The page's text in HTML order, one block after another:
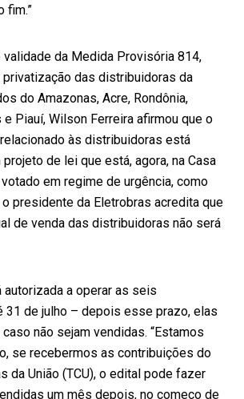
fim.”
validade da Medida Provisória 814,
privatização das distribuidoras da
do Amazonas, Acre, Rondônia,
e Piauí, Wilson Ferreira afirmou que o
às distribuidoras está
de lei que está, agora, na Casa
em regime de urgência, como
presidente da Eletrobras acredita que
de venda das distribuidoras não será
a operar as seis
31 de julho – depois esse prazo, elas
não sejam vendidas. “Estamos
se recebermos as contribuições do
da União (TCU), o edital pode fazer
um mês depois, no começo de